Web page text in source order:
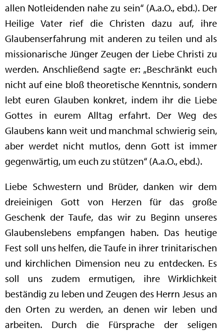
allen Notleidenden nahe zu sein“ (A.a.O., ebd.). Der
Heilige Vater rief die Christen dazu auf, ihre
Glaubenserfahrung mit anderen zu teilen und als
missionarische Jünger Zeugen der Liebe Christi zu
werden. Anschließend sagte er: „Beschränkt euch
nicht auf eine bloß theoretische Kenntnis, sondern
lebt euren Glauben konkret, indem ihr die Liebe
Gottes in eurem Alltag erfahrt. Der Weg des
Glaubens kann weit und manchmal schwierig sein,
aber werdet nicht mutlos, denn Gott ist immer
gegenwärtig, um euch zu stützen“ (A.a.O., ebd.).
Liebe Schwestern und Brüder, danken wir dem
dreieinigen Gott von Herzen für das große
Geschenk der Taufe, das wir zu Beginn unseres
Glaubenslebens empfangen haben. Das heutige
Fest soll uns helfen, die Taufe in ihrer trinitarischen
und kirchlichen Dimension neu zu entdecken. Es
soll uns zudem ermutigen, ihre Wirklichkeit
beständig zu leben und Zeugen des Herrn Jesus an
den Orten zu werden, an denen wir leben und
arbeiten. Durch die Fürsprache der seligen